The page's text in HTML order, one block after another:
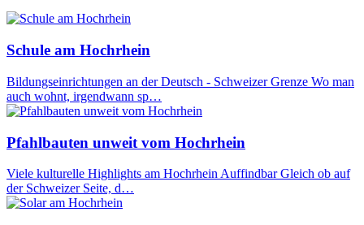
Schule am Hochrhein
Bildungseinrichtungen an der Deutsch - Schweizer Grenze Wo man
auch wohnt, irgendwann sp…
Pfahlbauten unweit vom Hochrhein
Viele kulturelle Highlights am Hochrhein Auffindbar Gleich ob auf
der Schweizer Seite, d…